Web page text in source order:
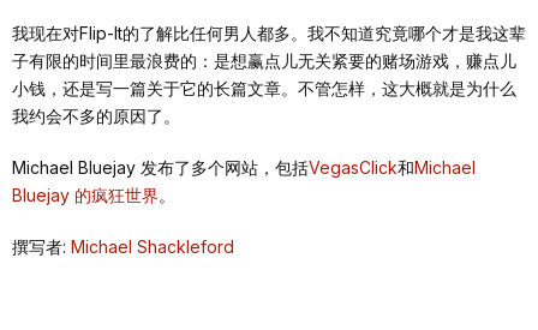
我现在对Flip-It的了解比任何男人都多。我不知道究竟哪个才是我这辈
子有限的时间里最浪费的：是想赢点儿无关紧要的赌场游戏，赚点儿
小钱，还是写一篇关于它的长篇文章。不管怎样，这大概就是为什么
我约会不多的原因了。
Michael Bluejay 发布了多个网站，包括VegasClick和Michael
Bluejay 的疯狂世界。
撰写者: Michael Shackleford